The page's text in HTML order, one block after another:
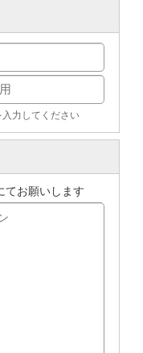
力してください
てお願いします